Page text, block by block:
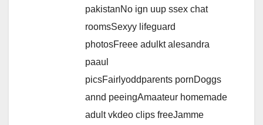
pakistanNo ign uup ssex chat
roomsSexyy lifeguard
photosFreee adulkt alesandra
paaul
picsFairlyoddparents pornDoggs
annd peeingAmaateur homemade
adult vkdeo clips freeJamme